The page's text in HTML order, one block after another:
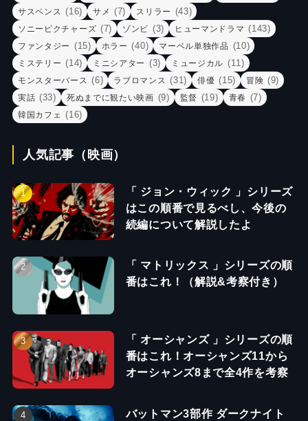
サスペンス (16) サメ (7) スリラー (43)
ソニーピクチャーズ (7) ゾンビ (3) ヒューマンドラマ (143)
ファンタジー (15) ホラー (40) マーベル単独作品 (10)
ミステリー (14) ミニシアター (3) ミュージカル (11)
モンスターバース (6) ラブロマンス (31) 俳優 (15) 冒険 (9)
実話 (33) 死ぬまでに観たい映画 (9) 監督 (19) 青春 (7)
韓国カフェ (16)
人気記事（映画）
「 ジョン・ウィック 」シリーズ
はこの順番で見るべし、今後の
続編について解説したよ
「 マトリックス 」シリーズの順
番はこれ！（解説&考察付き）
「 オーシャンズ 」シリーズの順
番はこれ！オーシャンズ11から
オーシャンズ8まで全4作を考察
バットマン3部作 ダークナイト